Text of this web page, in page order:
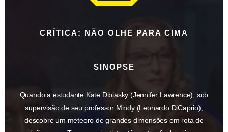
CRÍTICA: NÃO OLHE PARA CIMA
SINOPSE
Quando a estudante Kate Dibiasky (Jennifer Lawrence), sob
supervisão de seu professor Mindy (Leonardo DiCaprio),
descobre um meteoro de grandes dimensões em rota de